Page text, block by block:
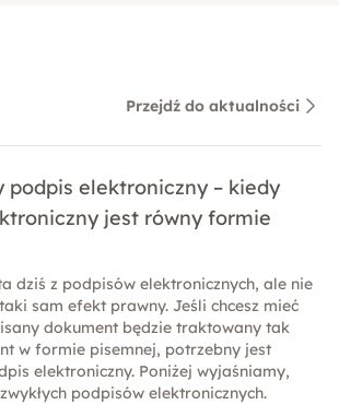
Przejdź do aktualności
podpis elektroniczny – kiedy
jest równy formie
dziś z podpisów elektronicznych, ale nie
sam efekt prawny. Jeśli chcesz mieć
dokument będzie traktowany tak
w formie pisemnej, potrzebny jest
elektroniczny. Poniżej wyjaśniamy,
podpisów elektronicznych.